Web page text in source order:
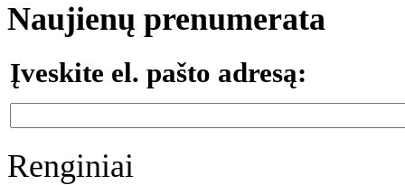
Naujienų prenumerata
Įveskite el. pašto adresą:
Renginiai